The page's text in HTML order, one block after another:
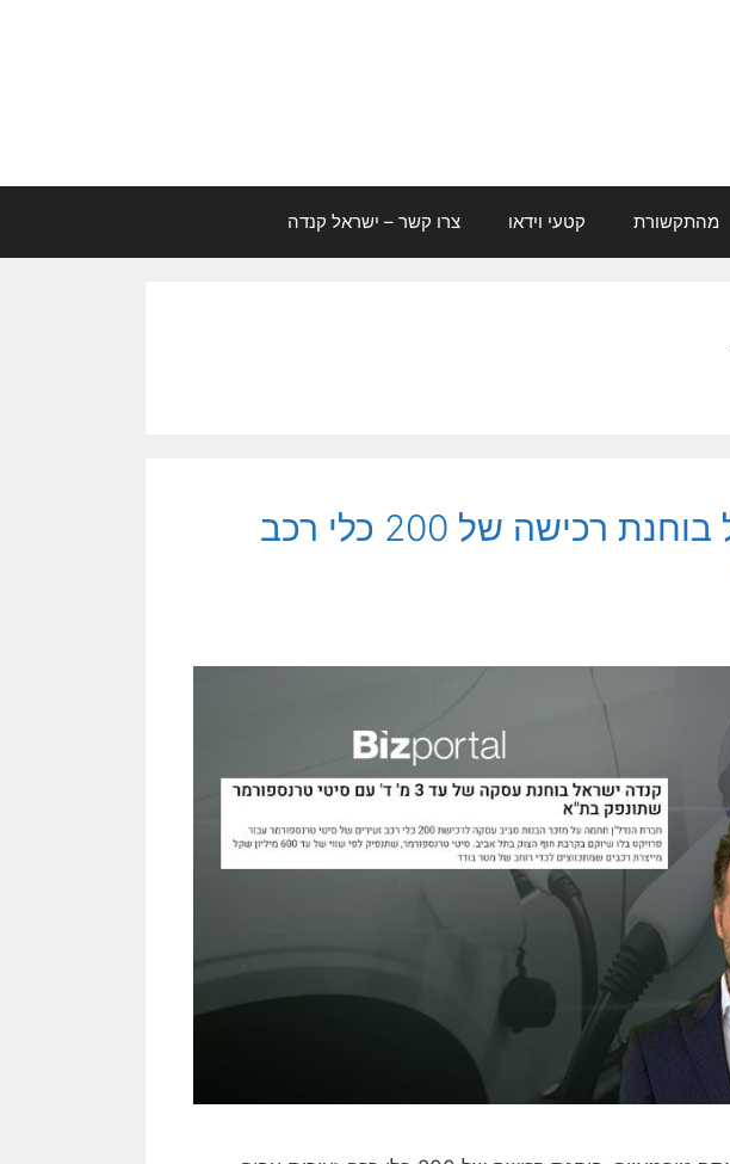
מהתקשורת קטעי וידאו צרו קשר – ישראל קנדה
ביזפורטל: קנדה ישראל בוחנת רכישה של 200 כלי רכב